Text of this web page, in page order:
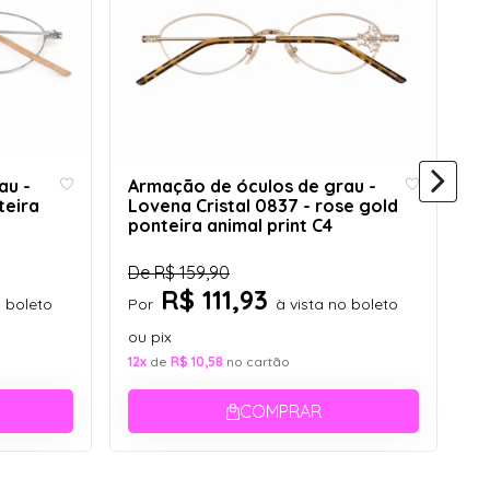
-
boleto
Armação de óculos de grau -
Lovena Cristal 0837 - rose gold
ponteira animal print C4
DeR$ 159,90
Por R$ 111,93 à vista no boleto
ou pix
12x de R$ 10,58 no cartão
COMPRAR